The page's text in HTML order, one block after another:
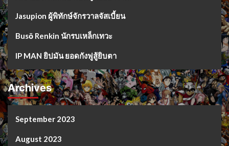
Jasupion ผู้พิทักษ์จักรวาลจัสเบี้ยน
Busō Renkin นักรบเหล็กเทวะ
IP MAN ยิปมัน ยอดกังฟูสู้ยิบตา
Archives
September 2023
August 2023